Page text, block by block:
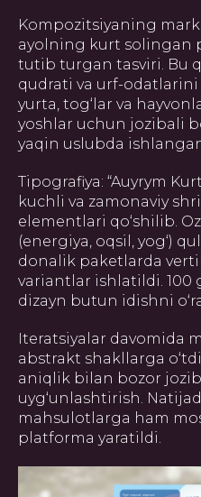
Kompozitsiyaning
ayolning kurt solingan
tutib turgan tasviri. Bu
qudrati va urf-
yurta, tog‘lar va
yoshlar uchun jozibali
yaqin uslubda
Tipografiya: “Auyrym
kuchli va zamonaviy
elementlari qo‘shilib.
(energiya, oqsil, yog‘)
donalik paketlarda
variantlar ishlatildi. 100
dizayn butun idishni
Iteratsiyalar davomida
abstrakt shakllarga
aniqlik bilan bozor
uyg‘unlashtirish.
mahsulotlarga ham
platforma yaratildi.